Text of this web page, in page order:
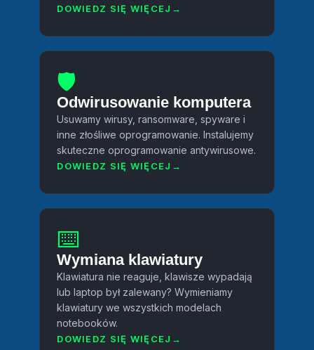
DOWIEDZ SIĘ WIĘCEJ
🛡️
Odwirusowanie komputera
Usuwamy wirusy, ransomware, spyware i
inne złośliwe oprogramowanie. Instalujemy
skuteczne oprogramowanie antywirusowe.
DOWIEDZ SIĘ WIĘCEJ
⌨️
Wymiana klawiatury
Klawiatura nie reaguje, klawisze wypadają
lub laptop był zalewany? Wymieniamy
klawiatury we wszystkich modelach
notebooków.
DOWIEDZ SIĘ WIĘCEJ